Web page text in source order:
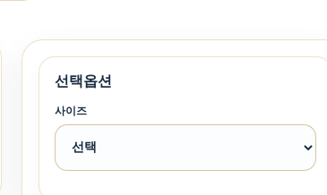
선택옵션
사이즈